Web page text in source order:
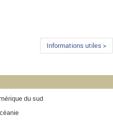
Informations utiles >
du sud